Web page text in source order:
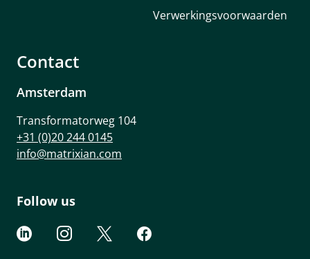
Verwerkingsvoorwaarden
Contact
Amsterdam
Transformatorweg 104
+31 (0)20 244 0145
info@matrixian.com
Follow us
   